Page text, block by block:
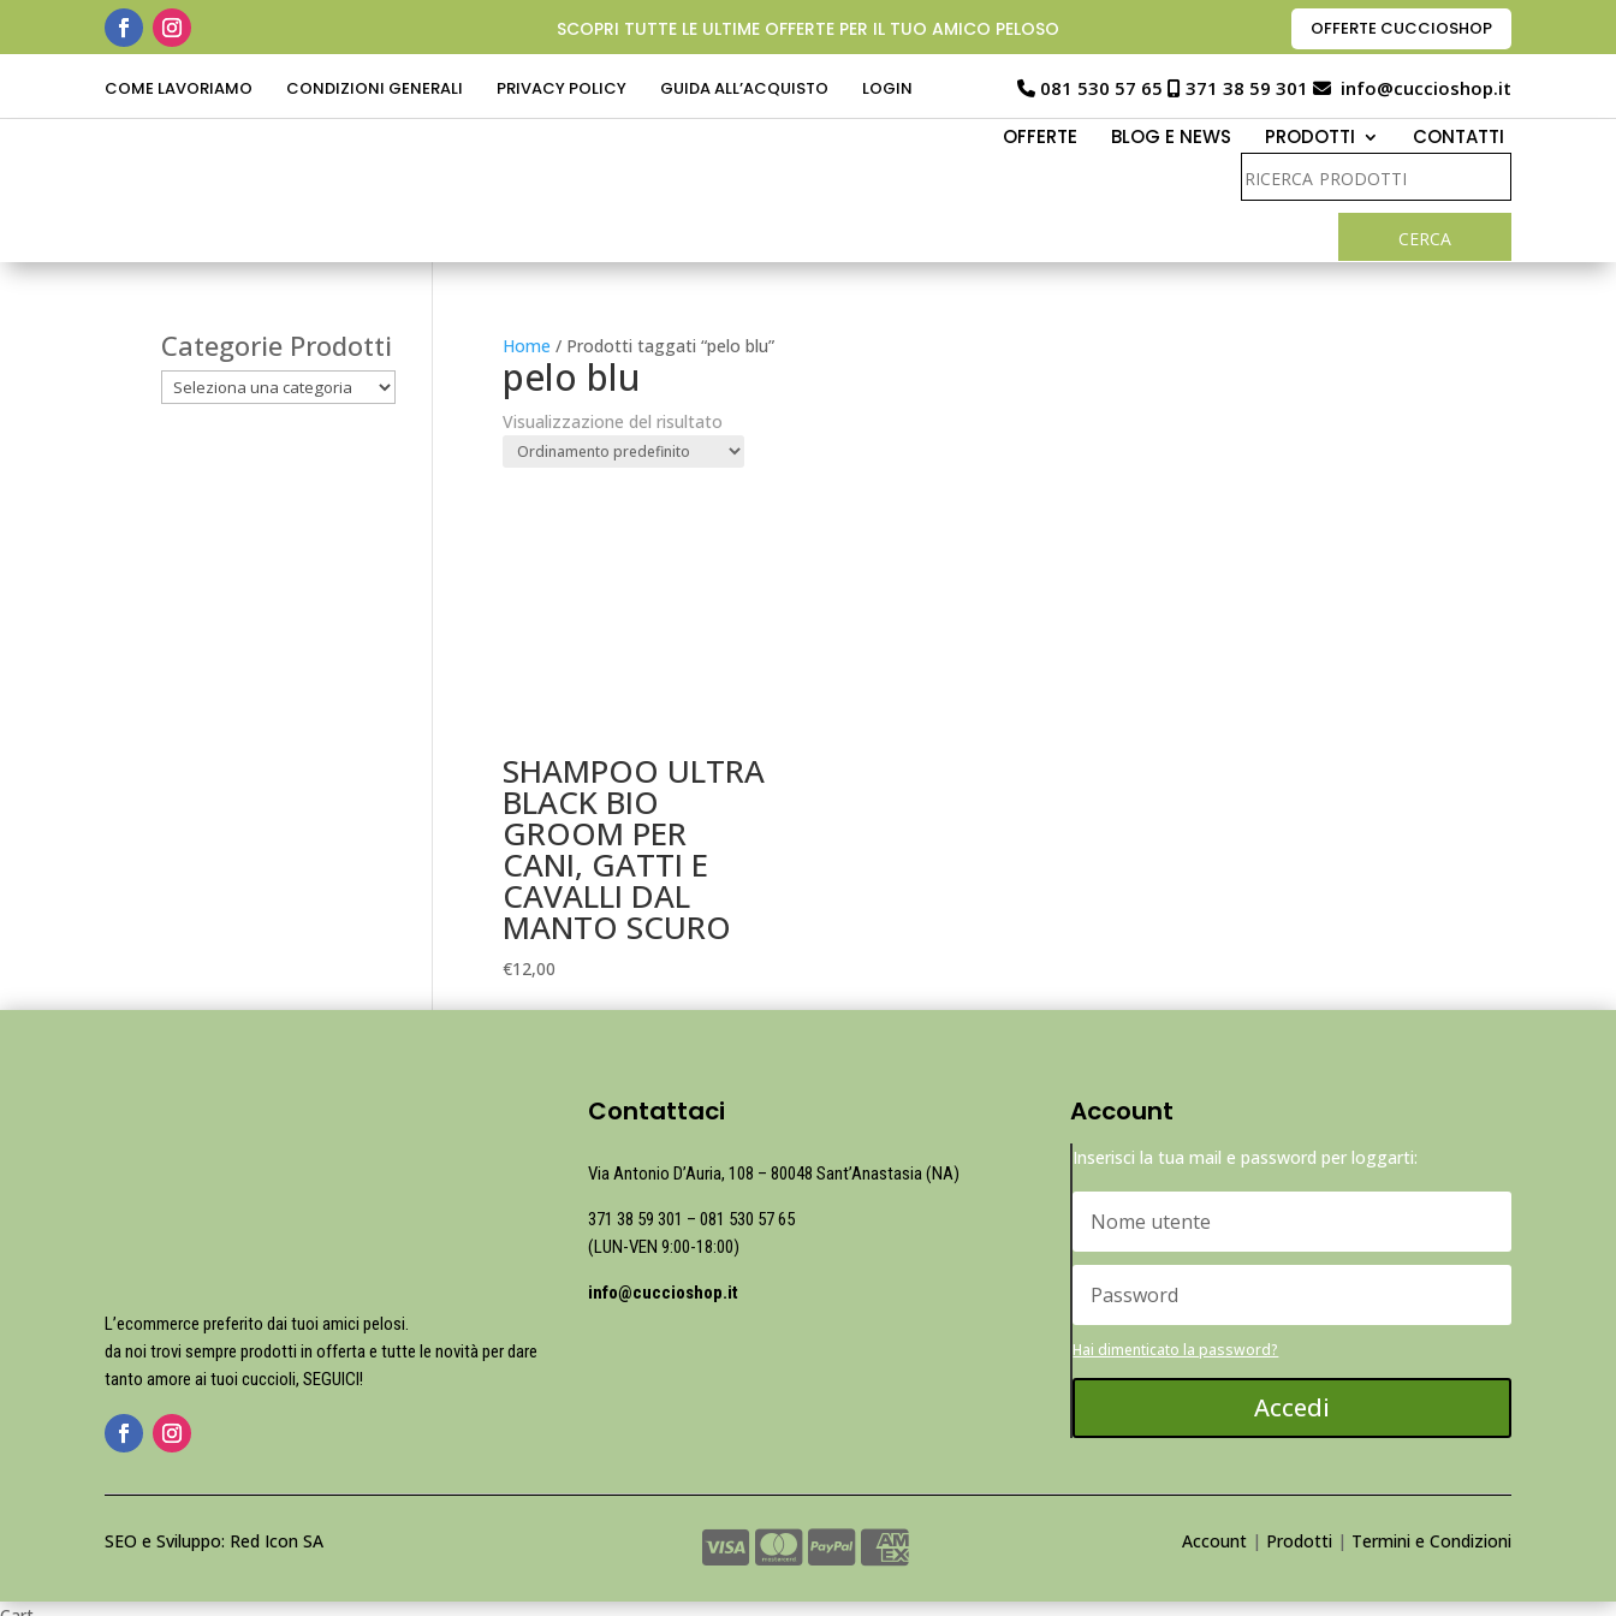
SCOPRI TUTTE LE ULTIME OFFERTE PER IL TUO AMICO PELOSO OFFERTE CUCCIOSHOP
COME LAVORIAMO CONDIZIONI GENERALI PRIVACY POLICY GUIDA ALL’ACQUISTO LOGIN 081 530 57 65 371 38 59 301 info@cuccioshop.it
OFFERTE BLOG E NEWS PRODOTTI CONTATTI
Home / Prodotti taggati “pelo blu”
pelo blu
Visualizzazione del risultato
SHAMPOO ULTRA
BLACK BIO
GROOM PER
CANI, GATTI E
CAVALLI DAL
MANTO SCURO
€12,00
Categorie Prodotti
L’ecommerce preferito dai tuoi amici pelosi.
da noi trovi sempre prodotti in offerta e tutte le novità per dare
tanto amore ai tuoi cuccioli, SEGUICI!
Contattaci
Via Antonio D’Auria, 108 – 80048 Sant’Anastasia (NA)
371 38 59 301 – 081 530 57 65
(LUN-VEN 9:00-18:00)
info@cuccioshop.it
Account
Inserisci la tua mail e password per loggarti:
Hai dimenticato la password?
Accedi
SEO e Sviluppo: Red Icon SA Account| Prodotti | Termini e Condizioni